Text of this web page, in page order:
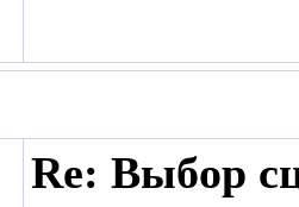
Re: Выбор